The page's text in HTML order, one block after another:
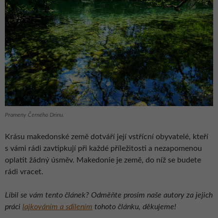
Prameny Černého Drinu.
Krásu makedonské země dotváří její vstřícní obyvatelé, kteří
s vámi rádi zavtipkují při každé příležitosti a nezapomenou
oplatit žádný úsměv. Makedonie je země, do níž se budete
rádi vracet.
Líbil se vám tento článek? Odměňte prosím naše autory za jejich
práci lajkováním a sdílením tohoto článku, děkujeme!